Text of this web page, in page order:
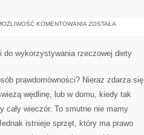
KOMENTOWANIA KAŻDY
TAKIEGO
ŻE
JUŻ
WIE,
PODTRZYMYWANIE
WAGI
JEST
ZOSTAŁA
do wykorzystywania rzeczowej diety
prawdomówności? Nieraz zdarza się
wędlinę, lub w domu, kiedy tak
cały wieczór. To smutne nie mamy
istnieje sprzęt, który ma prawo